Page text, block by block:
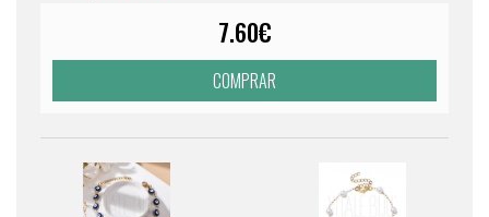
7.60€
COMPRAR